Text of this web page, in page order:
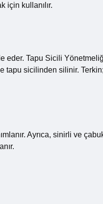
için kullanılır.
eder. Tapu Sicili
tapu sicilinden silinir.
Ayrıca, sinirli ve